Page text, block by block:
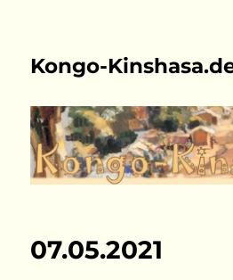
Kongo-
07.05.2021